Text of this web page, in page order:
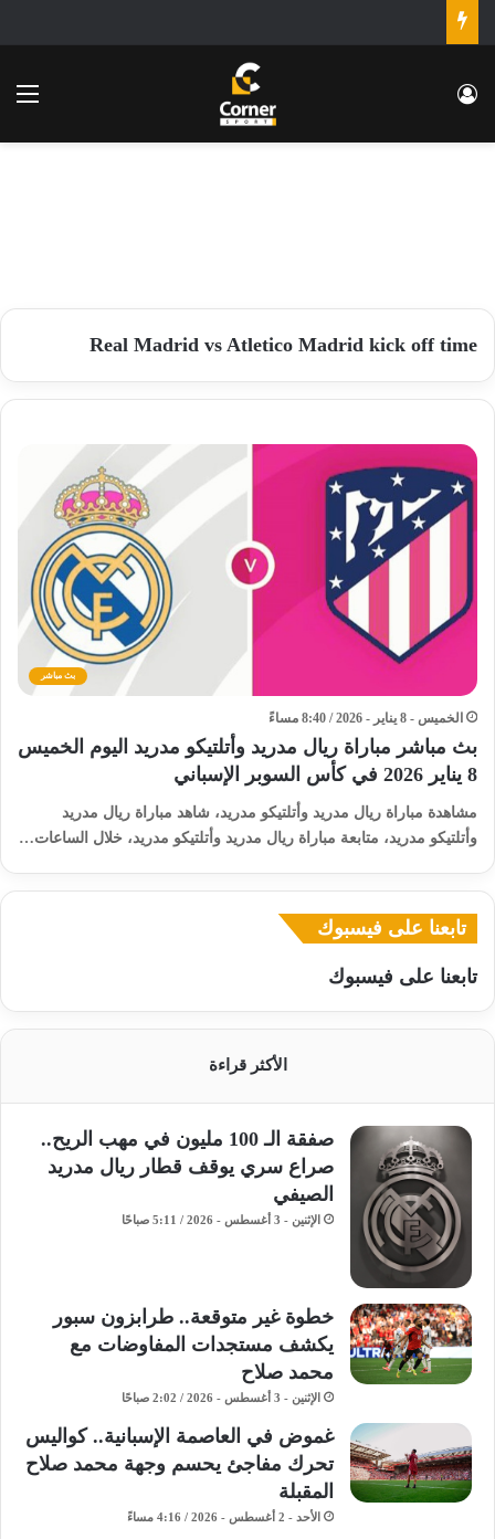
تسجيل الدخول
Real Madrid vs Atletico Madrid kick off time
بث مباشر
الخميس - 8 يناير - 2026 / 8:40 مساءً
بث مباشر مباراة ريال مدريد وأتلتيكو مدريد اليوم الخميس
8 يناير 2026 في كأس السوبر الإسباني
مشاهدة مباراة ريال مدريد وأتلتيكو مدريد، شاهد مباراة ريال مدريد
وأتلتيكو مدريد، متابعة مباراة ريال مدريد وأتلتيكو مدريد، خلال الساعات…
تابعنا على فيسبوك
تابعنا على فيسبوك
الأكثر قراءة
صفقة الـ 100 مليون في مهب الريح..
صراع سري يوقف قطار ريال مدريد
الصيفي
الإثنين - 3 أغسطس - 2026 / 5:11 صباحًا
خطوة غير متوقعة.. طرابزون سبور
يكشف مستجدات المفاوضات مع
محمد صلاح
الإثنين - 3 أغسطس - 2026 / 2:02 صباحًا
غموض في العاصمة الإسبانية.. كواليس
تحرك مفاجئ يحسم وجهة محمد صلاح
المقبلة
الأحد - 2 أغسطس - 2026 / 4:16 مساءً